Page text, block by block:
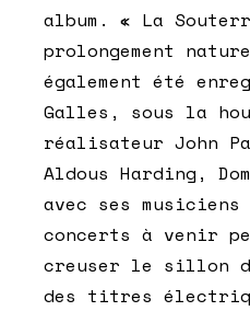
album. « La
prolongement
également été
Galles, sous la
réalisateur John
Aldous Harding,
avec ses musiciens
concerts à venir
creuser le sillon
des titres